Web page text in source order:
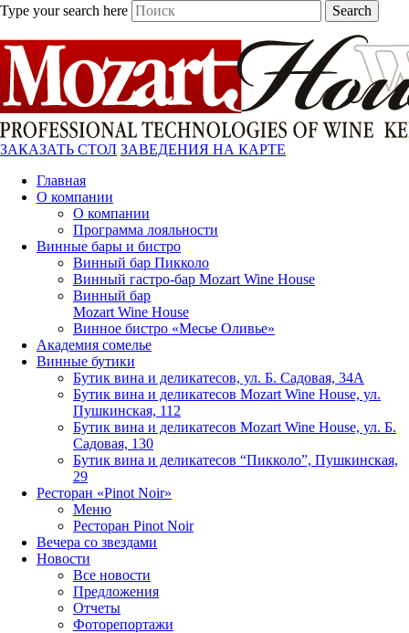
Type your search here Search
ЗАКАЗАТЬ СТОЛ ЗАВЕДЕНИЯ НА КАРТЕ
Главная
О компании
О компании
Программа лояльности
Винные бары и бистро
Винный бар Пикколо
Винный гастро-бар Mozart Wine House
Винный бар
Mozart Wine House
Винное бистро «Месье Оливье»
Академия сомелье
Винные бутики
Бутик вина и деликатесов, ул. Б. Садовая, 34А
Бутик вина и деликатесов Mozart Wine House, ул.
Пушкинская, 112
Бутик вина и деликатесов Mozart Wine House, ул. Б.
Садовая, 130
Бутик вина и деликатесов “Пикколо”, Пушкинская,
29
Ресторан «Pinot Noir»
Меню
Ресторан Pinot Noir
Вечера со звездами
Новости
Все новости
Предложения
Отчеты
Фоторепортажи